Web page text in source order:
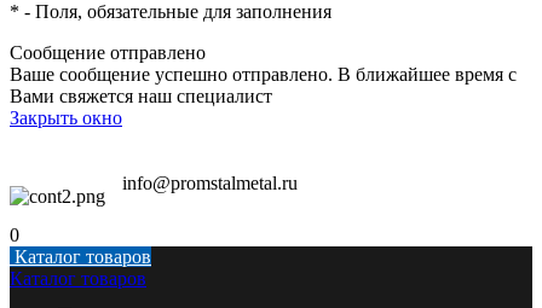
* - Поля, обязательные для заполнения
Сообщение отправлено
Ваше сообщение успешно отправлено. В ближайшее время с
Вами свяжется наш специалист
Закрыть окно
info@promstalmetal.ru
0
Каталог товаров
Каталог товаров